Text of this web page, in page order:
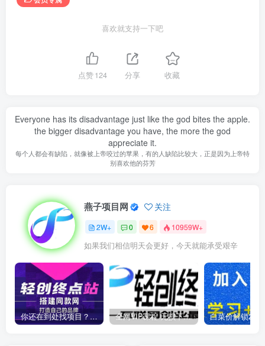
喜欢就支持一下吧
点赞124 分享 收藏
Everyone has its disadvantage just like the god bites the apple.
the bigger disadvantage you have, the more the god
appreciate it.
每个人都会有缺陷，就像被上帝咬过的苹果，有的人缺陷比较大，正是因为上帝特
别喜欢他的芬芳
燕子项目网 关注
2W+ 0 6 10959W+
如果我们相信明天会更好，今天就能承受艰辛
你还在到处找项目？还在当韭菜？我靠卖项目一个月收入5万+，曾经我也是个失败者。 全网VIP课程 无损下载~